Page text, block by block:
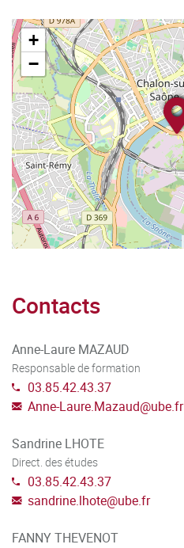
+
−
Contacts
Anne-Laure MAZAUD
Responsable de formation
03.85.42.43.37
Anne-Laure.Mazaud@ube.fr
Sandrine LHOTE
Direct. des études
03.85.42.43.37
sandrine.lhote@ube.fr
FANNY THEVENOT